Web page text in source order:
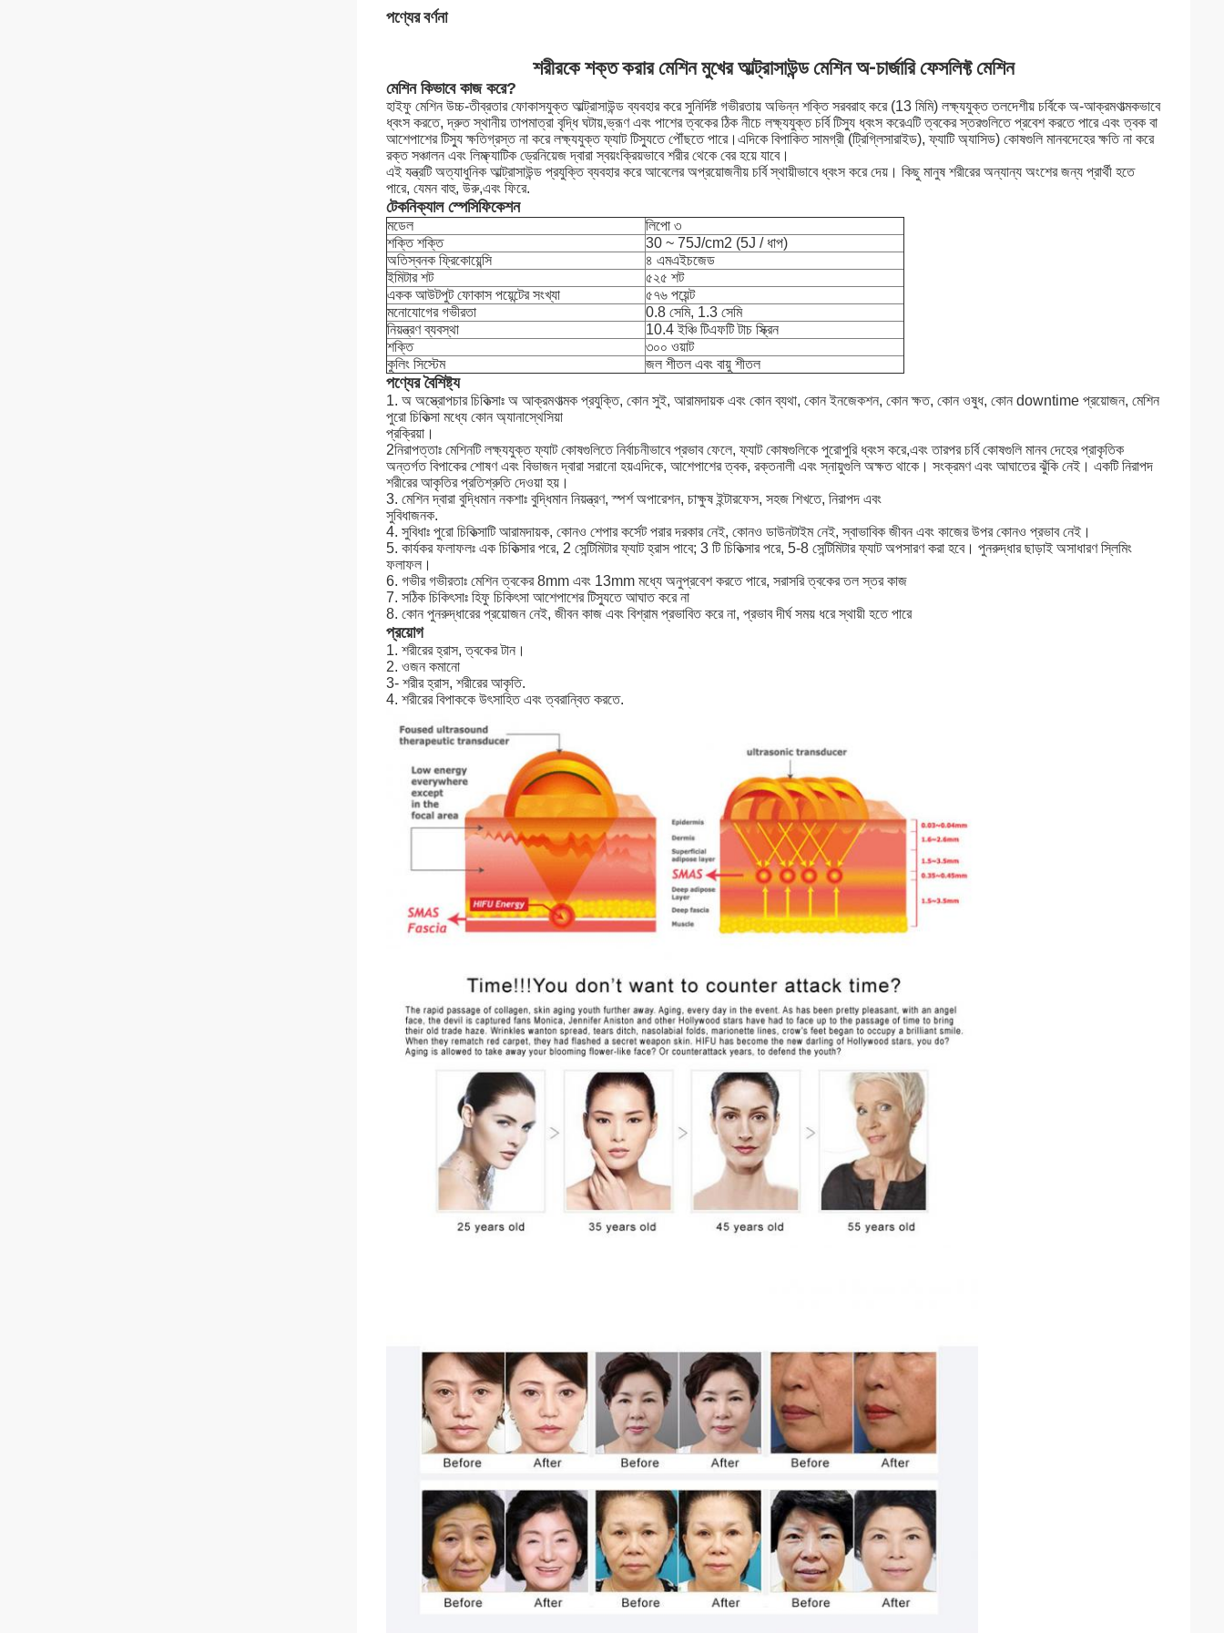
পণ্যের বর্ণনা
শরীরকে শক্ত করার মেশিন মুখের আল্ট্রাসাউন্ড মেশিন অ-চার্জারি ফেসলিফ্ট মেশিন
মেশিন কিভাবে কাজ করে?
হাইফু মেশিন উচ্চ-তীব্রতার ফোকাসযুক্ত আল্ট্রাসাউন্ড ব্যবহার করে সুনির্দিষ্ট গভীরতায় অভিন্ন শক্তি সরবরাহ করে (13 মিমি) লক্ষ্যযুক্ত তলদেশীয় চর্বিকে অ-আক্রমণাত্মকভাবে
ধ্বংস করতে, দ্রুত স্থানীয় তাপমাত্রা বৃদ্ধি ঘটায়,ভ্রূণ এবং পাশের ত্বকের ঠিক নীচে লক্ষ্যযুক্ত চর্বি টিস্যু ধ্বংস করেএটি ত্বকের স্তরগুলিতে প্রবেশ করতে পারে এবং ত্বক বা
আশেপাশের টিস্যু ক্ষতিগ্রস্ত না করে লক্ষ্যযুক্ত ফ্যাট টিস্যুতে পৌঁছতে পারে।এদিকে বিপাকিত সামগ্রী (ট্রিগ্লিসারাইড), ফ্যাটি অ্যাসিড) কোষগুলি মানবদেহের ক্ষতি না করে
রক্ত সঞ্চালন এবং লিম্ফ্যাটিক ড্রেনিয়েজ দ্বারা স্বয়ংক্রিয়ভাবে শরীর থেকে বের হয়ে যাবে।
এই যন্ত্রটি অত্যাধুনিক আল্ট্রাসাউন্ড প্রযুক্তি ব্যবহার করে আবেলের অপ্রয়োজনীয় চর্বি স্থায়ীভাবে ধ্বংস করে দেয়। কিছু মানুষ শরীরের অন্যান্য অংশের জন্য প্রার্থী হতে
পারে, যেমন বাহু, উরু,এবং ফিরে.
টেকনিক্যাল স্পেসিফিকেশন
মডেল
লিপো ৩
শক্তি শক্তি
30 ~ 75J/cm2 (5J / ধাপ)
অতিস্বনক ফ্রিকোয়েন্সি
৪ এমএইচজেড
ইমিটার শট
৫২৫ শট
একক আউটপুট ফোকাস পয়েন্টের সংখ্যা
৫৭৬ পয়েন্ট
মনোযোগের গভীরতা
0.8 সেমি, 1.3 সেমি
নিয়ন্ত্রণ ব্যবস্থা
10.4 ইঞ্চি টিএফটি টাচ স্ক্রিন
শক্তি
৩০০ ওয়াট
কুলিং সিস্টেম
জল শীতল এবং বায়ু শীতল
পণ্যের বৈশিষ্ট্য
1. অ অস্ত্রোপচার চিকিত্সাঃ অ আক্রমণাত্মক প্রযুক্তি, কোন সুই, আরামদায়ক এবং কোন ব্যথা, কোন ইনজেকশন, কোন ক্ষত, কোন ওষুধ, কোন downtime প্রয়োজন, মেশিন
পুরো চিকিত্সা মধ্যে কোন অ্যানাস্থেসিয়া
প্রক্রিয়া।
2নিরাপত্তাঃ মেশিনটি লক্ষ্যযুক্ত ফ্যাট কোষগুলিতে নির্বাচনীভাবে প্রভাব ফেলে, ফ্যাট কোষগুলিকে পুরোপুরি ধ্বংস করে,এবং তারপর চর্বি কোষগুলি মানব দেহের প্রাকৃতিক
অন্তর্গত বিপাকের শোষণ এবং বিভাজন দ্বারা সরানো হয়এদিকে, আশেপাশের ত্বক, রক্তনালী এবং স্নায়ুগুলি অক্ষত থাকে। সংক্রমণ এবং আঘাতের ঝুঁকি নেই। একটি নিরাপদ
শরীরের আকৃতির প্রতিশ্রুতি দেওয়া হয়।
3. মেশিন দ্বারা বুদ্ধিমান নকশাঃ বুদ্ধিমান নিয়ন্ত্রণ, স্পর্শ অপারেশন, চাক্ষুষ ইন্টারফেস, সহজ শিখতে, নিরাপদ এবং
সুবিধাজনক.
4. সুবিধাঃ পুরো চিকিত্সাটি আরামদায়ক, কোনও শেপার কর্সেট পরার দরকার নেই, কোনও ডাউনটাইম নেই, স্বাভাবিক জীবন এবং কাজের উপর কোনও প্রভাব নেই।
5. কার্যকর ফলাফলঃ এক চিকিত্সার পরে, 2 সেন্টিমিটার ফ্যাট হ্রাস পাবে; 3 টি চিকিত্সার পরে, 5-8 সেন্টিমিটার ফ্যাট অপসারণ করা হবে। পুনরুদ্ধার ছাড়াই অসাধারণ স্লিমিং
ফলাফল।
6. গভীর গভীরতাঃ মেশিন ত্বকের 8mm এবং 13mm মধ্যে অনুপ্রবেশ করতে পারে, সরাসরি ত্বকের তল স্তর কাজ
7. সঠিক চিকিৎসাঃ হিফু চিকিৎসা আশেপাশের টিস্যুতে আঘাত করে না
8. কোন পুনরুদ্ধারের প্রয়োজন নেই, জীবন কাজ এবং বিশ্রাম প্রভাবিত করে না, প্রভাব দীর্ঘ সময় ধরে স্থায়ী হতে পারে
প্রয়োগ
1. শরীরের হ্রাস, ত্বকের টান।
2. ওজন কমানো
3- শরীর হ্রাস, শরীরের আকৃতি.
4. শরীরের বিপাককে উৎসাহিত এবং ত্বরান্বিত করতে.